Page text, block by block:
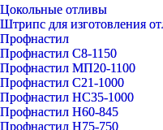
Цокольные отливы
Штрипс для изготовления
Профнастил
Профнастил С8-1150
Профнастил МП20-1100
Профнастил С21-1000
Профнастил НС35-1000
Профнастил Н60-845
Профнастил Н75-750